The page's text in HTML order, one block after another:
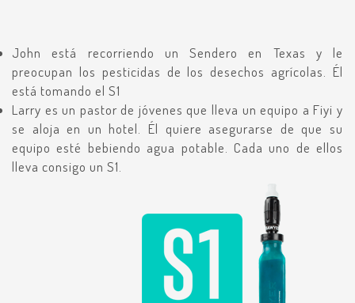
John está recorriendo un Sendero en Texas y le
preocupan los pesticidas de los desechos agrícolas. Él
está tomando el S1
Larry es un pastor de jóvenes que lleva un equipo a Fiyi y
se aloja en un hotel. Él quiere asegurarse de que su
equipo esté bebiendo agua potable. Cada uno de ellos
lleva consigo un S1.